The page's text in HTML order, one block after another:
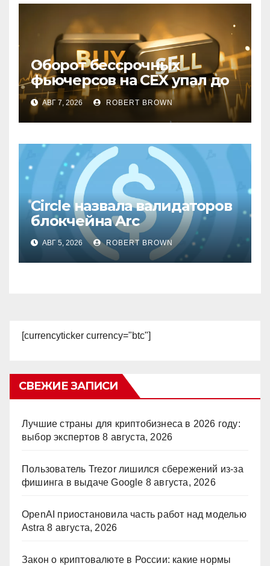
Оборот бессрочных
фьючерсов на CEX упал до
минимумов 2023 года
АВГ 7, 2026 ROBERT BROWN
Circle назвала валидаторов
блокчейна Arc
АВГ 5, 2026 ROBERT BROWN
[currencyticker currency="btc"]
СВЕЖИЕ ЗАПИСИ
Лучшие страны для криптобизнеса в 2026 году:
выбор экспертов 8 августа, 2026
Пользователь Trezor лишился сбережений из-за
фишинга в выдаче Google 8 августа, 2026
OpenAI приостановила часть работ над моделью
Astra 8 августа, 2026
Закон о криптовалюте в России: какие нормы